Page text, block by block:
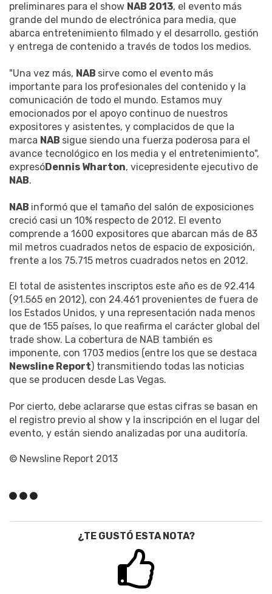
preliminares para el show NAB 2013, el evento más
grande del mundo de electrónica para media, que
abarca entretenimiento filmado y el desarrollo, gestión
y entrega de contenido a través de todos los medios.
"Una vez más, NAB sirve como el evento más
importante para los profesionales del contenido y la
comunicación de todo el mundo. Estamos muy
emocionados por el apoyo continuo de nuestros
expositores y asistentes, y complacidos de que la
marca NAB sigue siendo una fuerza poderosa para el
avance tecnológico en los media y el entretenimiento",
expresóDennis Wharton, vicepresidente ejecutivo de
NAB.
NAB informó que el tamaño del salón de exposiciones
creció casi un 10% respecto de 2012. El evento
comprende a 1600 expositores que abarcan más de 83
mil metros cuadrados netos de espacio de exposición,
frente a los 75.715 metros cuadrados netos en 2012.
El total de asistentes inscriptos este año es de 92.414
(91.565 en 2012), con 24.461 provenientes de fuera de
los Estados Unidos, y una representación nada menos
que de 155 países, lo que reafirma el carácter global del
trade show. La cobertura de NAB también es
imponente, con 1703 medios (entre los que se destaca
Newsline Report) transmitiendo todas las noticias
que se producen desde Las Vegas.
Por cierto, debe aclararse que estas cifras se basan en
el registro previo al show y la inscripción en el lugar del
evento, y están siendo analizadas por una auditoría.
© Newsline Report 2013
¿TE GUSTÓ ESTA NOTA?